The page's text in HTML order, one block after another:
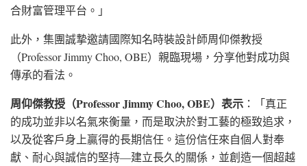
合財富管理平台。」
此外，集團誠摯邀請國際知名時裝設計師周仰傑教授
（Professor Jimmy Choo, OBE）親臨現場，分享他對成功與
傳承的看法。
周仰傑教授（Professor Jimmy Choo, OBE）表示 ：「真正
的成功並非以名氣來衡量，而是取決於對工藝的極致追求，
以及從客戶身上贏得的長期信任。這份信任來自個人對奉
獻、耐心與誠信的堅持—建立長久的關係，並創造一個超越